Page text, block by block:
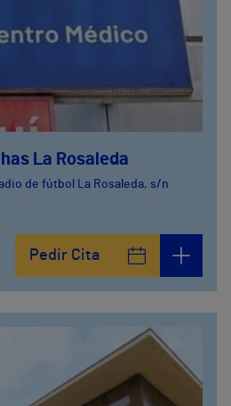
La Rosaleda
de fútbol La Rosaleda, s/n
Pedir Cita